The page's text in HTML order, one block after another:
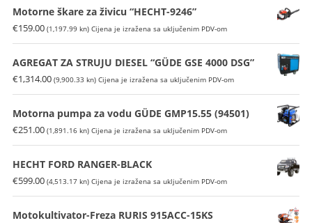
Motorne škare za živicu “HECHT-9246”
€159.00 (1,197.99 kn) Cijena je izražena sa uključenim PDV-om
AGREGAT ZA STRUJU DIESEL “GÜDE GSE 4000 DSG”
€1,314.00 (9,900.33 kn) Cijena je izražena sa uključenim PDV-om
Motorna pumpa za vodu GÜDE GMP15.55 (94501)
€251.00 (1,891.16 kn) Cijena je izražena sa uključenim PDV-om
HECHT FORD RANGER-BLACK
€599.00 (4,513.17 kn) Cijena je izražena sa uključenim PDV-om
Motokultivator-Freza RURIS 915ACC-15KS